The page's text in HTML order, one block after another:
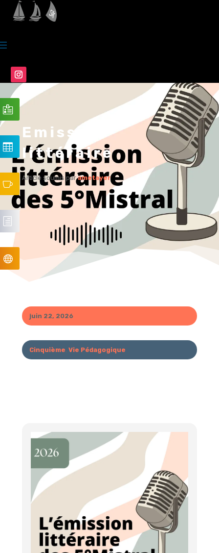
Emission
littéraire
Article soumis parametayer
juin 22, 2026
Cinquième, Vie Pédagogique